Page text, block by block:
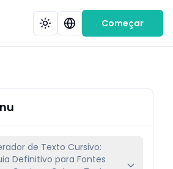
Começar
de Texto Cursivo:
Definitivo para Fontes